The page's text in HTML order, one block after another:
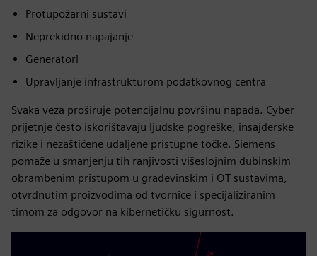
Protupožarni sustavi
Neprekidno napajanje
Generatori
Upravljanje infrastrukturom podatkovnog centra
Svaka veza proširuje potencijalnu površinu napada. Cyber
prijetnje često iskorištavaju ljudske pogreške, insajderske
rizike i nezaštićene udaljene pristupne točke. Siemens
pomaže u smanjenju tih ranjivosti višeslojnim dubinskim
obrambenim pristupom u građevinskim i OT sustavima,
otvrdnutim proizvodima od tvornice i specijaliziranim
timom za odgovor na kibernetičku sigurnost.